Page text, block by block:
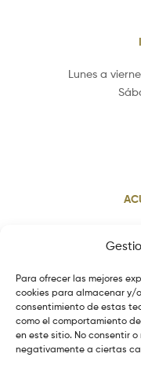
Para ofrecer las mejores
cookies para almacenar y/
consentimiento de estas
como el comportamiento
en este sitio. No consentir
negativamente a ciertas
Lunes a